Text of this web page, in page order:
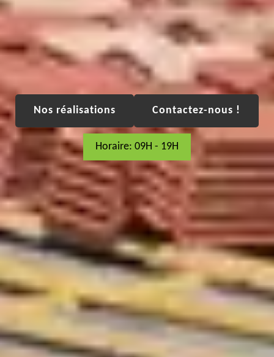
Nos réalisations Contactez-nous !
Horaire: 09H - 19H